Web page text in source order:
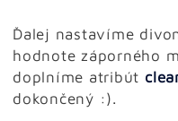
Ďalej nastavíme
hodnote záporného
doplníme atribút
dokončený :).